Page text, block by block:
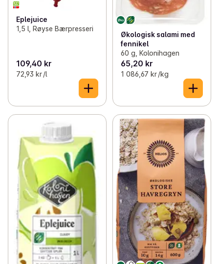
Eplejuice
1,5 l, Røyse Bærpresseri
109,40 kr
72,93 kr /l
Økologisk salami med
fennikel
60 g, Kolonihagen
65,20 kr
1 086,67 kr /kg